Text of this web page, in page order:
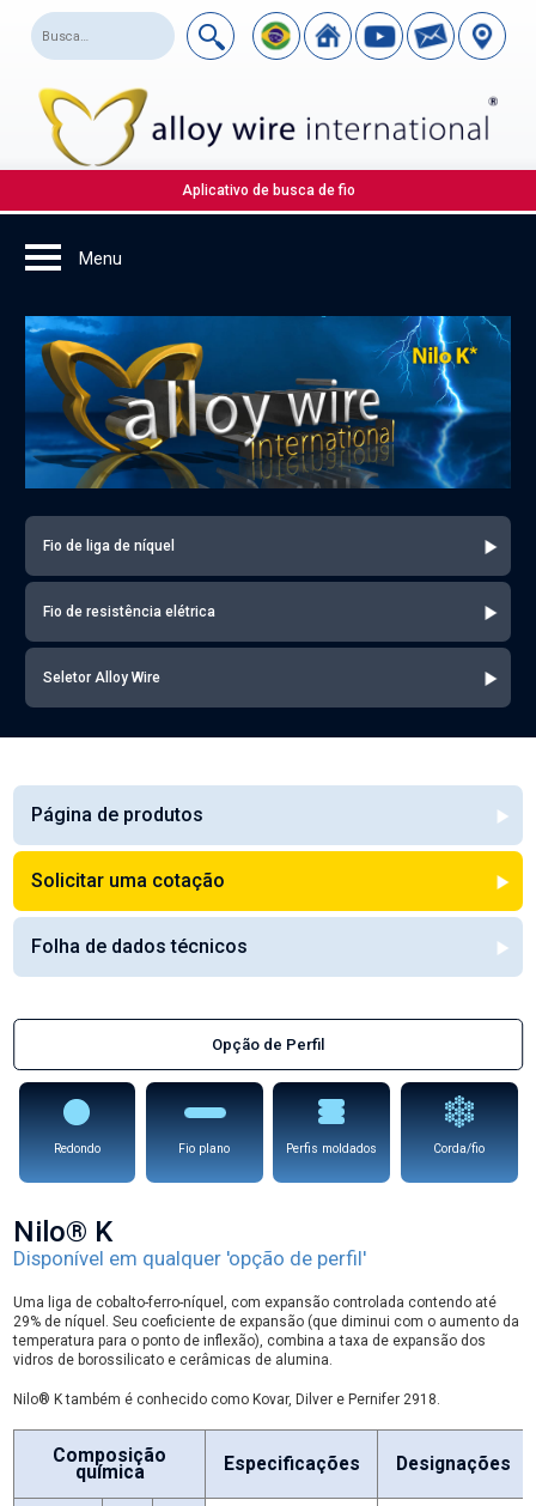
Aplicativo de busca de fio
Fio de liga de níquel
Fio de resistência elétrica
Seletor Alloy Wire
Página de produtos
Solicitar uma cotação
Folha de dados técnicos
Opção de Perfil
Redondo Fio plano Perfis moldados Corda/fio
Nilo® K
Disponível em qualquer 'opção de perfil'
Uma liga de cobalto-ferro-níquel, com expansão controlada contendo até
29% de níquel. Seu coeficiente de expansão (que diminui com o aumento da
temperatura para o ponto de inflexão), combina a taxa de expansão dos
vidros de borossilicato e cerâmicas de alumina.
Nilo® K também é conhecido como Kovar, Dilver e Pernifer 2918.
Composição
química Especificações Designações